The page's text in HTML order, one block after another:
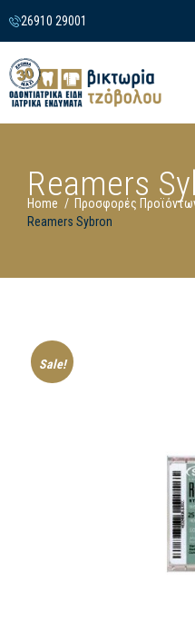
26910 29001
Reamers
Home Προσφορές
Reamers Sybron
Sale!